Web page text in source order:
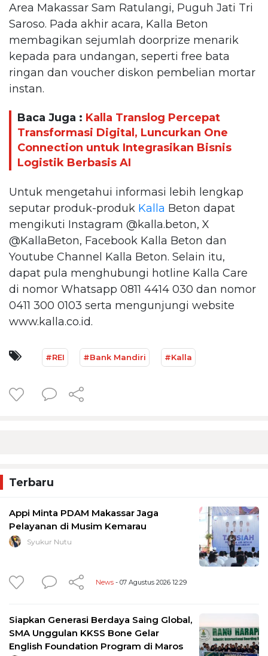
Area Makassar Sam Ratulangi, Puguh Jati Tri
Saroso. Pada akhir acara, Kalla Beton
membagikan sejumlah doorprize menarik
kepada para undangan, seperti free bata
ringan dan voucher diskon pembelian mortar
instan.
Baca Juga : Kalla Translog Percepat
Transformasi Digital, Luncurkan One
Connection untuk Integrasikan Bisnis
Logistik Berbasis AI
Untuk mengetahui informasi lebih lengkap
seputar produk-produk Kalla Beton dapat
mengikuti Instagram @kalla.beton, X
@KallaBeton, Facebook Kalla Beton dan
Youtube Channel Kalla Beton. Selain itu,
dapat pula menghubungi hotline Kalla Care
di nomor Whatsapp 0811 4414 030 dan nomor
0411 300 0103 serta mengunjungi website
www.kalla.co.id.
#REI #Bank Mandiri #Kalla
Terbaru
Appi Minta PDAM Makassar Jaga
Pelayanan di Musim Kemarau
Syukur Nutu
News - 07 Agustus 2026 12:29
Siapkan Generasi Berdaya Saing Global,
SMA Unggulan KKSS Bone Gelar
English Foundation Program di Maros